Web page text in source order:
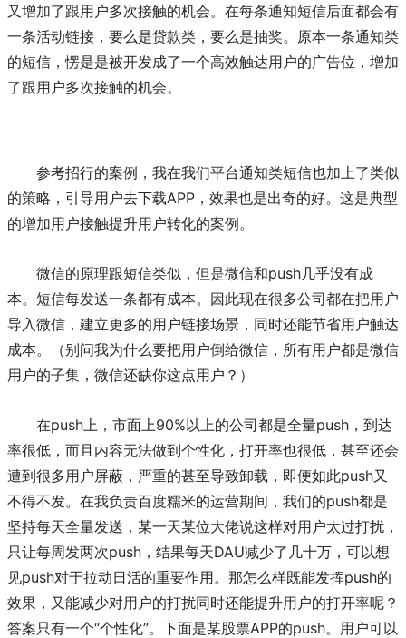
又增加了跟用户多次接触的机会。在每条通知短信后面都会有
一条活动链接，要么是贷款类，要么是抽奖。原本一条通知类
的短信，愣是是被开发成了一个高效触达用户的广告位，增加
了跟用户多次接触的机会。
参考招行的案例，我在我们平台通知类短信也加上了类似
的策略，引导用户去下载APP，效果也是出奇的好。这是典型
的增加用户接触提升用户转化的案例。
微信的原理跟短信类似，但是微信和push几乎没有成
本。短信每发送一条都有成本。因此现在很多公司都在把用户
导入微信，建立更多的用户链接场景，同时还能节省用户触达
成本。（别问我为什么要把用户倒给微信，所有用户都是微信
用户的子集，微信还缺你这点用户？）
在push上，市面上90%以上的公司都是全量push，到达
率很低，而且内容无法做到个性化，打开率也很低，甚至还会
遭到很多用户屏蔽，严重的甚至导致卸载，即便如此push又
不得不发。在我负责百度糯米的运营期间，我们的push都是
坚持每天全量发送，某一天某位大佬说这样对用户太过打扰，
只让每周发两次push，结果每天DAU减少了几十万，可以想
见push对于拉动日活的重要作用。那怎么样既能发挥push的
效果，又能减少对用户的打扰同时还能提升用户的打开率呢？
答案只有一个“个性化”。下面是某股票APP的push。用户可以